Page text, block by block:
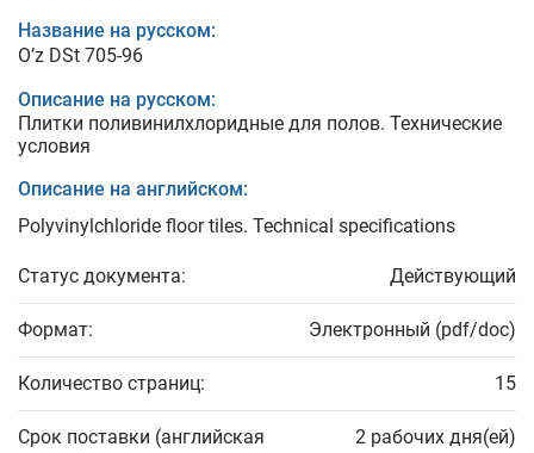
Название на русском:
O’z DSt 705-96
Описание на русском:
Плитки поливинилхлоридные для полов. Технические
условия
Описание на английском:
Polyvinylchloride floor tiles. Technical specifications
Статус документа: Действующий
Формат: Электронный (pdf/doc)
Количество страниц: 15
Срок поставки (английская
2 рабочих дня(ей)